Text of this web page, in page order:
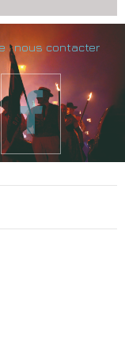
: nous contacter